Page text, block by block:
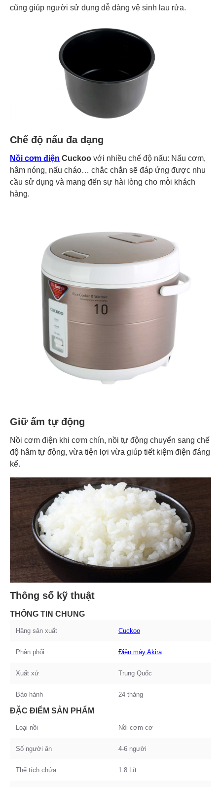
cũng giúp người sử dụng dễ dàng vệ sinh lau rửa.
Chế độ nấu đa dạng
Nồi cơm điện Cuckoo với nhiều chế độ nấu: Nấu cơm,
hâm nóng, nấu cháo… chắc chắn sẽ đáp ứng được nhu
cầu sử dụng và mang đến sự hài lòng cho mỗi khách
hàng.
Giữ ấm tự động
Nồi cơm điện khi cơm chín, nồi tự động chuyển sang chế
độ hâm tự động, vừa tiện lợi vừa giúp tiết kiệm điện đáng
kể.
Thông số kỹ thuật
THÔNG TIN CHUNG
Hãng sản xuất Cuckoo
Phân phối Điện máy Akira
Xuất xứ Trung Quốc
Bảo hành 24 tháng
ĐẶC ĐIỂM SẢN PHẨM
Loại nồi Nồi cơm cơ
Số người ăn 4-6 người
Thể tích chứa 1.8 Lít